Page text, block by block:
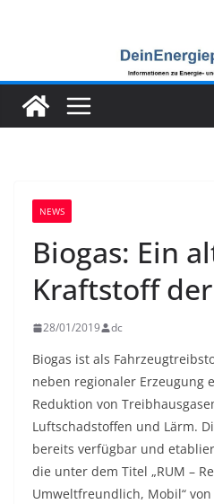
NEWS
Biogas: Ein
Kraftstoff
28/01/2019 dc
Biogas ist als
neben regionaler Erzeugung
Reduktion von
Luftschadstoffen und Lärm.
bereits verfügbar und
die unter dem Titel „RUM –
Umweltfreundlich, Mobil“